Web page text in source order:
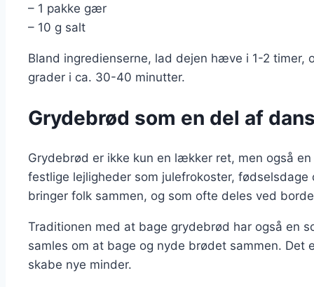
– 1 pakke gær
– 10 g salt
Bland ingredienserne, lad dejen hæve i 1-2
grader i ca. 30-40 minutter.
Grydebrød som en del af
Grydebrød er ikke kun en lækker ret, men også
festlige lejligheder som julefrokoster,
bringer folk sammen, og som ofte deles ved
Traditionen med at bage grydebrød har også en
samles om at bage og nyde brødet sammen. Det
skabe nye minder.